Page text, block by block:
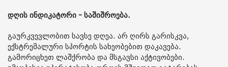
დღის ინდიკატორი - საშიშროება.
გაურკვევლობით სავსე დღეა. არ ღირს გარისკვა,
ექსტრემალური სპორტის სახეობებით დაკავება.
გამორიცხეთ ლაშქრობა და მსგავსი აქტივობები.